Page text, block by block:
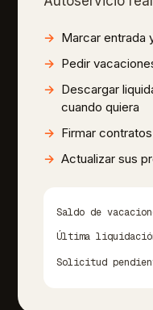
Marcar entrada
Pedir
Descargar
cuando quiera
Firmar
Actualizar sus
Saldo de
Última
Solicitud